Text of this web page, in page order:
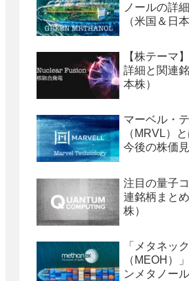
ノールの詳
（米国＆日本
【株テーマ
詳細と関連
本株）
マーベル・
（MRVL）
今後の株価
注目の量子
連銘柄まと
株）
「メタネッ
（MEOH）
ンメタノー